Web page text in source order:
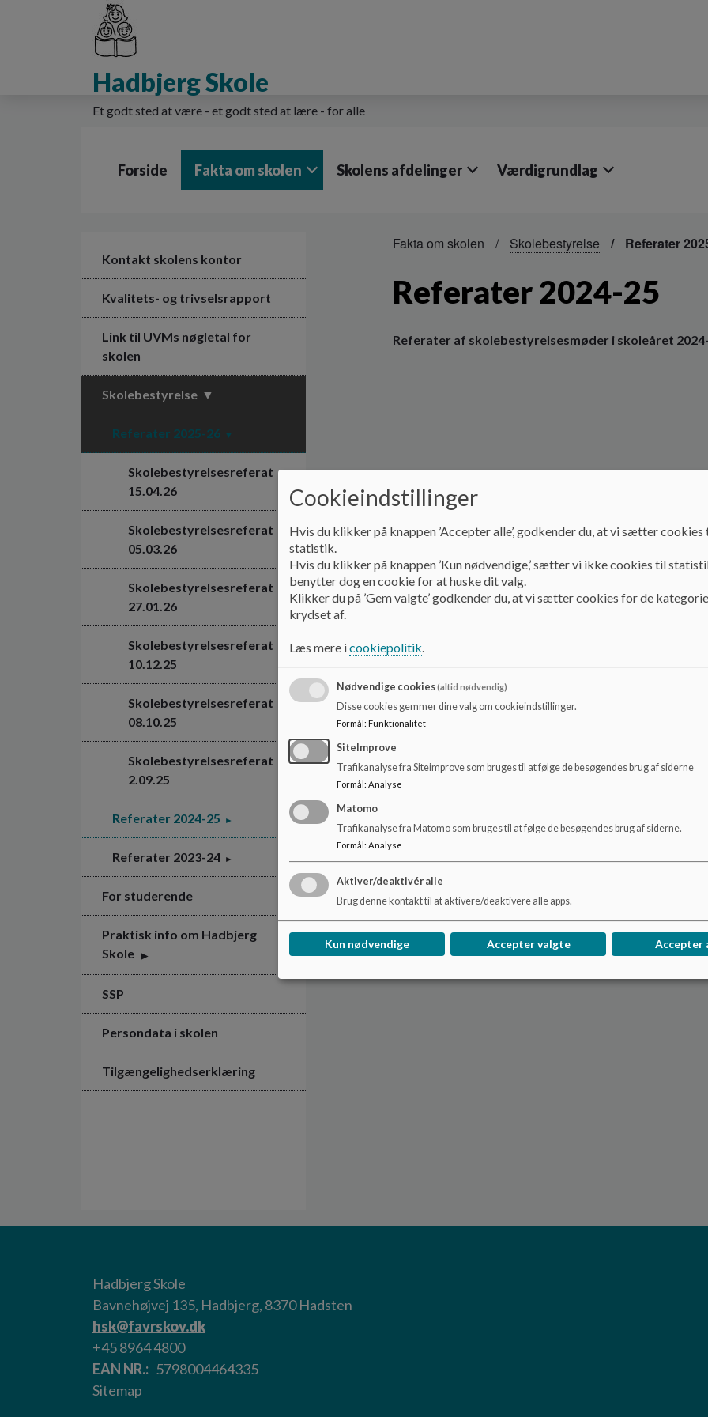
Hadbjerg Skole
Et godt sted at være - et godt sted at lære - for alle
Forside Fakta om skolen Skolens afdelinger Værdigrundlag
Kontakt skolens kontor
Kvalitets- og trivselsrapport
Link til UVMs nøgletal for
skolen
Skolebestyrelse
Referater 2025-26
Skolebestyrelsesreferat
15.04.26
Skolebestyrelsesreferat
05.03.26
Skolebestyrelsesreferat
27.01.26
Skolebestyrelsesreferat
10.12.25
Skolebestyrelsesreferat
08.10.25
Skolebestyrelsesreferat
2.09.25
Referater 2024-25
Referater 2023-24
For studerende
Praktisk info om Hadbjerg
Skole
SSP
Persondata i skolen
Tilgængelighedserklæring
Fakta om skolen Skolebestyrelse Referater
Referater 2024-25
Referater af skolebestyrelsesmøder i skoleåret
Hadbjerg Skole
Bavnehøjvej 135, Hadbjerg, 8370 Hadsten
hsk@favrskov.dk
+45 8964 4800
EAN NR.
5798004464335
Sitemap
Cookieindstillinger
Hvis du klikker på knappen ’Accepter alle’, godkender du, at vi sætter
statistik.
Hvis du klikker på knappen ’Kun nødvendige,’ sætter vi ikke cookies til
benytter dog en cookie for at huske dit valg.
Klikker du på ’Gem valgte’ godkender du, at vi sætter cookies for de
krydset af.
Læs mere icookiepolitik.
Nødvendige cookies(altid nødvendig)
Disse cookies gemmer dine valg om cookieindstillinger.
Formål : Funktionalitet
SiteImprove
Trafikanalyse fra Siteimprove som bruges til at følge de besøgendes brug af siderne
Formål : Analyse
Matomo
Trafikanalyse fra Matomo som bruges til at følge de besøgendes brug af siderne.
Formål: Analyse
Aktiver/deaktivér alle
Brug denne kontakt til at aktivere/deaktivere alle apps.
Kun nødvendige Accepter valgte Accepter